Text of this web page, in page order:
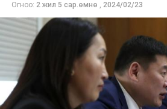
Огноо: 2 жил 5 сар.өмнө , 2024/02/23